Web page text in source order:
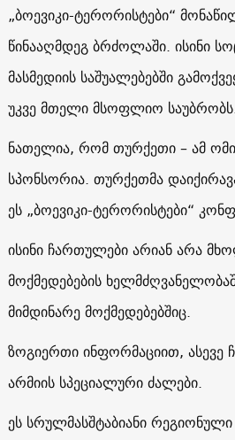
„ბოევიკი-ტერორისტები“
წინააღმდეგ ბრძოლაში. ისინი
მასმედიის საშუალებებში
უკვე მთელი მსოფლიო
ნათელია, რომ თურქეთი – ამ
სპონსორია. თურქეთმა
ეს „ბოევიკი-ტერორისტები“
ისინი ჩართულები არიან არა
მოქმედებების
მიმდინარე მოქმედებებშიც.
ზოგიერთი ინფორმაციით, ასევე
არმიის სპეციალური ძალები.
ეს სრულმასშტაბიანი